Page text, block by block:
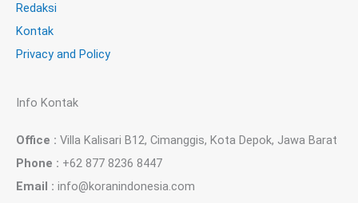
Redaksi
Kontak
Privacy and Policy
Info Kontak
Office : Villa Kalisari B12, Cimanggis, Kota Depok, Jawa Barat
Phone : +62 877 8236 8447
Email : info@koranindonesia.com